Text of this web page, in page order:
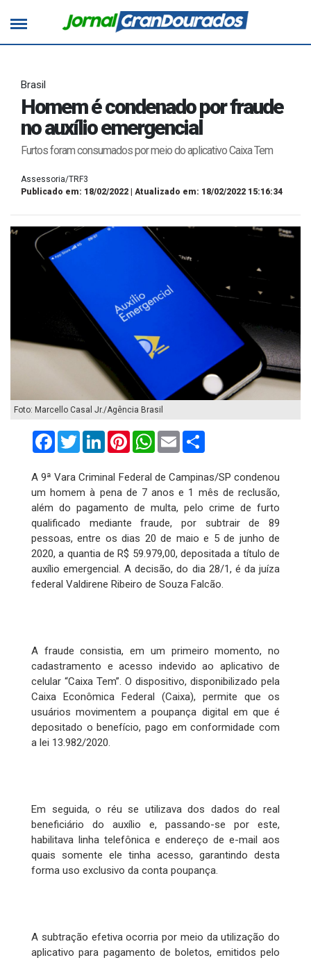
Brasil
Homem é condenado por fraude
no auxílio emergencial
Furtos foram consumados por meio do aplicativo Caixa Tem
Assessoria/TRF3
Publicado em: 18/02/2022 | Atualizado em: 18/02/2022 15:16:34
Foto: Marcello Casal Jr./Agência Brasil
FacebookTwitterLinkedInPinterestWhatsApp
Email
A 9ª Vara Criminal Federal de Campinas/SP condenou
um homem à pena de 7 anos e 1 mês de reclusão,
além do pagamento de multa, pelo crime de furto
qualificado mediante fraude, por subtrair de 89
pessoas, entre os dias 20 de maio e 5 de junho de
2020, a quantia de R$ 59.979,00, depositada a título de
auxílio emergencial. A decisão, do dia 28/1, é da juíza
federal Valdirene Ribeiro de Souza Falcão.
A fraude consistia, em um primeiro momento, no
cadastramento e acesso indevido ao aplicativo de
celular “Caixa Tem”. O dispositivo, disponibilizado pela
Caixa Econômica Federal (Caixa), permite que os
usuários movimentem a poupança digital em que é
depositado o benefício, pago em conformidade com
a lei 13.982/2020.
Em seguida, o réu se utilizava dos dados do real
beneficiário do auxílio e, passando-se por este,
habilitava linha telefônica e endereço de e-mail aos
quais somente ele tinha acesso, garantindo desta
forma uso exclusivo da conta poupança.
A subtração efetiva ocorria por meio da utilização do
aplicativo para pagamento de boletos, emitidos pelo